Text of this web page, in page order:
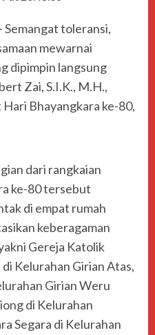
Semangat toleransi,
mewarnai
dipimpin langsung
Zai, S.I.K., M.H.,
Bhayangkara ke-80,
dari rangkaian
ke-80 tersebut
di empat rumah
keberagaman
Gereja Katolik
Kelurahan Girian Atas,
Girian Weru
di Kelurahan
Segara di Kelurahan